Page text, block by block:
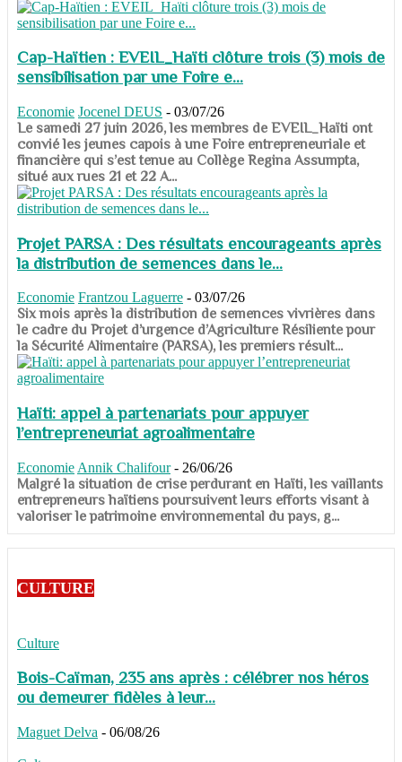
Cap-Haïtien : EVEIL_Haïti clôture trois (3) mois de
sensibilisation par une Foire e...
Economie Jocenel DEUS - 03/07/26
Le samedi 27 juin 2026, les membres de EVEIL_Haïti ont
convié les jeunes capois à une Foire entrepreneuriale et
financière qui s’est tenue au Collège Regina Assumpta,
situé aux rues 21 et 22 A...
Projet PARSA : Des résultats encourageants après
la distribution de semences dans le...
Economie Frantzou Laguerre - 03/07/26
​​​​​​​Six mois après la distribution de semences vivrières dans
le cadre du Projet d’urgence d’Agriculture Résiliente pour
la Sécurité Alimentaire (PARSA), les premiers résult...
Haïti: appel à partenariats pour appuyer
l’entrepreneuriat agroalimentaire
Economie Annik Chalifour - 26/06/26
​​​​​​​Malgré la situation de crise perdurant en Haïti, les vaillants
entrepreneurs haïtiens poursuivent leurs efforts visant à
valoriser le patrimoine environnemental du pays, g...
CULTURE
Culture
Bois-Caïman, 235 ans après : célébrer nos héros
ou demeurer fidèles à leur...
Maguet Delva - 06/08/26